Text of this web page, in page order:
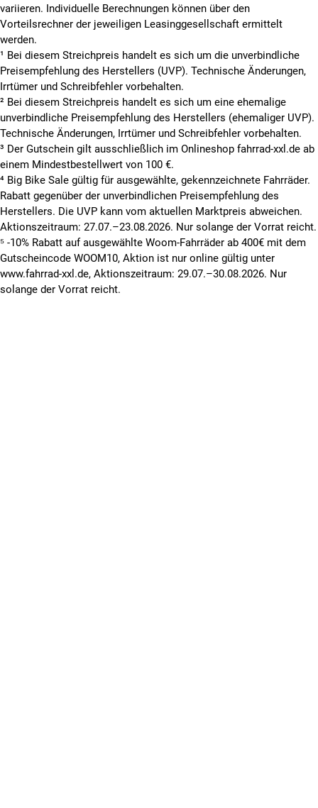
variieren. Individuelle Berechnungen können über den
Vorteilsrechner der jeweiligen Leasinggesellschaft ermittelt
werden.
¹ Bei diesem Streichpreis handelt es sich um die unverbindliche
Preisempfehlung des Herstellers (UVP). Technische Änderungen,
Irrtümer und Schreibfehler vorbehalten.
² Bei diesem Streichpreis handelt es sich um eine ehemalige
unverbindliche Preisempfehlung des Herstellers (ehemaliger UVP).
Technische Änderungen, Irrtümer und Schreibfehler vorbehalten.
³ Der Gutschein gilt ausschließlich im Onlineshop fahrrad-xxl.de ab
einem Mindestbestellwert von 100 €.
⁴ Big Bike Sale gültig für ausgewählte, gekennzeichnete Fahrräder.
Rabatt gegenüber der unverbindlichen Preisempfehlung des
Herstellers. Die UVP kann vom aktuellen Marktpreis abweichen.
Aktionszeitraum: 27.07.–23.08.2026. Nur solange der Vorrat reicht.
⁵ -10% Rabatt auf ausgewählte Woom-Fahrräder ab 400€ mit dem
Gutscheincode WOOM10, Aktion ist nur online gültig unter
www.fahrrad-xxl.de, Aktionszeitraum: 29.07.–30.08.2026. Nur
solange der Vorrat reicht.